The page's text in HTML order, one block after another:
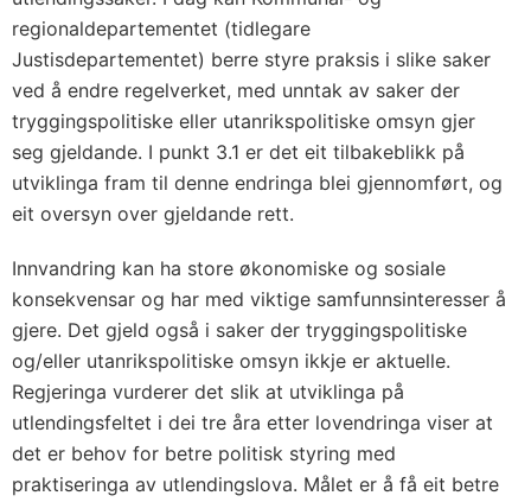
regionaldepartementet (tidlegare
Justisdepartementet) berre styre praksis i slike saker
ved å endre regelverket, med unntak av saker der
tryggingspolitiske eller utanrikspolitiske omsyn gjer
seg gjeldande. I punkt 3.1 er det eit tilbakeblikk på
utviklinga fram til denne endringa blei gjennomført, og
eit oversyn over gjeldande rett.
Innvandring kan ha store økonomiske og sosiale
konsekvensar og har med viktige samfunnsinteresser å
gjere. Det gjeld også i saker der tryggingspolitiske
og/eller utanrikspolitiske omsyn ikkje er aktuelle.
Regjeringa vurderer det slik at utviklinga på
utlendingsfeltet i dei tre åra etter lovendringa viser at
det er behov for betre politisk styring med
praktiseringa av utlendingslova. Målet er å få eit betre